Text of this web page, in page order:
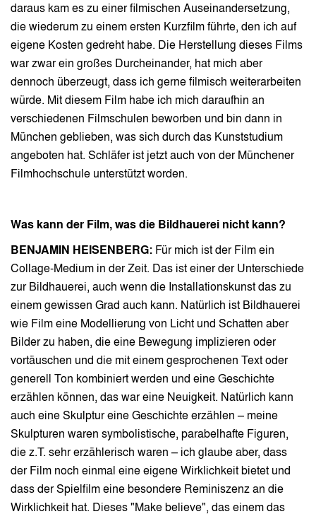
daraus kam es zu einer filmischen Auseinandersetzung,
die wiederum zu einem ersten Kurzfilm führte, den ich auf
eigene Kosten gedreht habe. Die Herstellung dieses Films
war zwar ein großes Durcheinander, hat mich aber
dennoch überzeugt, dass ich gerne filmisch weiterarbeiten
würde. Mit diesem Film habe ich mich daraufhin an
verschiedenen Filmschulen beworben und bin dann in
München geblieben, was sich durch das Kunststudium
angeboten hat. Schläfer ist jetzt auch von der Münchener
Filmhochschule unterstützt worden.
Was kann der Film, was die Bildhauerei nicht kann?
BENJAMIN HEISENBERG: Für mich ist der Film ein
Collage-Medium in der Zeit. Das ist einer der Unterschiede
zur Bildhauerei, auch wenn die Installationskunst das zu
einem gewissen Grad auch kann. Natürlich ist Bildhauerei
wie Film eine Modellierung von Licht und Schatten aber
Bilder zu haben, die eine Bewegung implizieren oder
vortäuschen und die mit einem gesprochenen Text oder
generell Ton kombiniert werden und eine Geschichte
erzählen können, das war eine Neuigkeit. Natürlich kann
auch eine Skulptur eine Geschichte erzählen – meine
Skulpturen waren symbolistische, parabelhafte Figuren,
die z.T. sehr erzählerisch waren – ich glaube aber, dass
der Film noch einmal eine eigene Wirklichkeit bietet und
dass der Spielfilm eine besondere Reminiszenz an die
Wirklichkeit hat. Dieses "Make believe", das einem das